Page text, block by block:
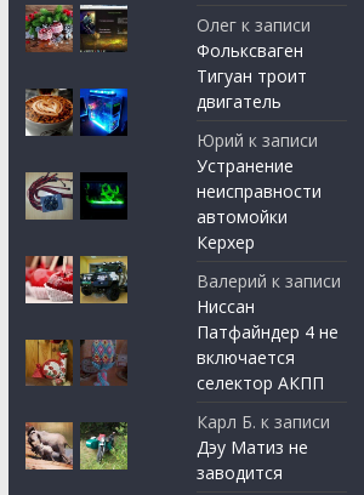
Олег к записи
Фольксваген
Тигуан троит
двигатель
Юрий к записи
Устранение
неисправности
автомойки
Керхер
Валерий к записи
Ниссан
Патфайндер 4 не
включается
селектор АКПП
Карл Б. к записи
Дэу Матиз не
заводится